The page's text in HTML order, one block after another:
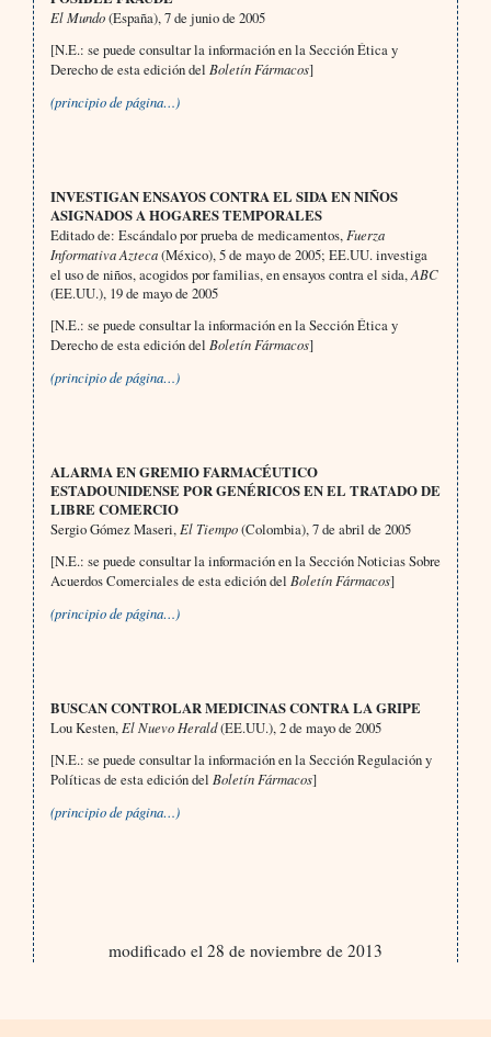
El Mundo(España), 7 de junio de 2005
[N.E.: se puede consultar la información en la Sección Ética y
Derecho de esta edición del Boletín Fármacos]
(principio de página…)
INVESTIGAN ENSAYOS CONTRA EL SIDA EN NIÑOS
ASIGNADOS A HOGARES TEMPORALES
Editado de: Escándalo por prueba de medicamentos, Fuerza
Informativa Azteca(México), 5 de mayo de 2005; EE.UU. investiga
el uso de niños, acogidos por familias, en ensayos contra el sida, ABC
(EE.UU.), 19 de mayo de 2005
[N.E.: se puede consultar la información en la Sección Ética y
Derecho de esta edición del Boletín Fármacos]
(principio de página…)
ALARMA EN GREMIO FARMACÉUTICO
ESTADOUNIDENSE POR GENÉRICOS EN EL TRATADO DE
LIBRE COMERCIO
Sergio Gómez Maseri, El Tiempo(Colombia), 7 de abril de 2005
[N.E.: se puede consultar la información en la Sección Noticias Sobre
Acuerdos Comerciales de esta edición del Boletín Fármacos]
(principio de página…)
BUSCAN CONTROLAR MEDICINAS CONTRA LA GRIPE
Lou Kesten, El Nuevo Herald(EE.UU.), 2 de mayo de 2005
[N.E.: se puede consultar la información en la Sección Regulación y
Políticas de esta edición del Boletín Fármacos]
(principio de página…)
modificado el 28 de noviembre de 2013